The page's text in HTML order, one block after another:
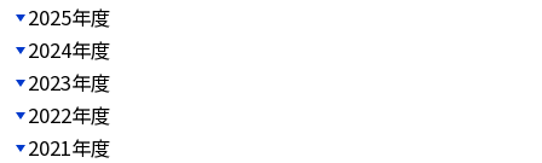
2025年度
2024年度
2023年度
2022年度
2021年度